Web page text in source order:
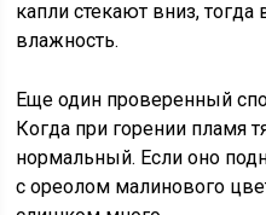
капли стекают вниз,
влажность.
Еще один проверенный
Когда при горении пламя
нормальный. Если оно
с ореолом малинового